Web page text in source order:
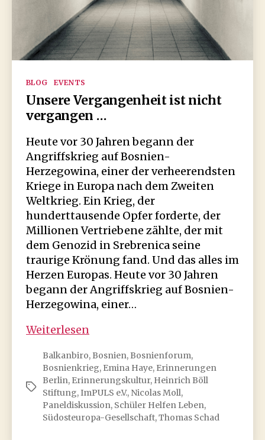
Kategorien
BLOG EVENTS
Unsere Vergangenheit ist nicht
vergangen …
Heute vor 30 Jahren begann der
Angriffskrieg auf Bosnien-
Herzegowina, einer der verheerendsten
Kriege in Europa nach dem Zweiten
Weltkrieg. Ein Krieg, der
hunderttausende Opfer forderte, der
Millionen Vertriebene zählte, der mit
dem Genozid in Srebrenica seine
traurige Krönung fand. Und das alles im
Herzen Europas. Heute vor 30 Jahren
begann der Angriffskrieg auf Bosnien-
Herzegowina, einer…
Weiterlesen
ist
nicht
vergangen
…
Schlagwörter
Balkanbiro, Bosnien, Bosnienforum,
Bosnienkrieg, Emina Haye, Erinnerungen
Berlin, Erinnerungskultur, Heinrich Böll
Stiftung,ImPULS e.V., Nicolas Moll,
Paneldiskussion, Schüler Helfen Leben,
Südosteuropa-Gesellschaft,Thomas Schad